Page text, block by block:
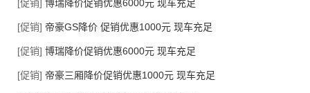
[促销] 博瑞降价促销优惠6000元 现车充足
[促销] 帝豪GS降价 促销优惠1000元 现车充足
[促销] 博瑞降价促销优惠6000元 现车充足
[促销] 帝豪三厢降价促销优惠1000元 现车充足